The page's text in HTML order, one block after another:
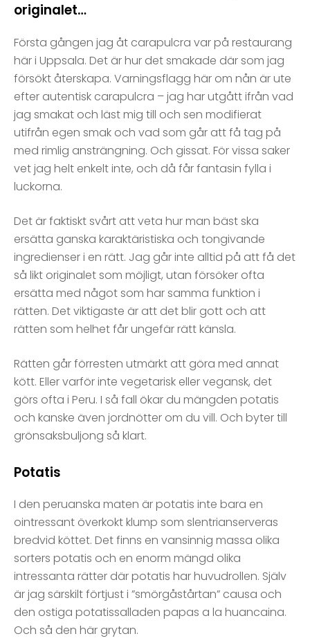
originalet…
Första gången jag åt carapulcra var på restaurang
här i Uppsala. Det är hur det smakade där som jag
försökt återskapa. Varningsflagg här om nån är ute
efter autentisk carapulcra – jag har utgått ifrån vad
jag smakat och läst mig till och sen modifierat
utifrån egen smak och vad som går att få tag på
med rimlig ansträngning. Och gissat. För vissa saker
vet jag helt enkelt inte, och då får fantasin fylla i
luckorna.
Det är faktiskt svårt att veta hur man bäst ska
ersätta ganska karaktäristiska och tongivande
ingredienser i en rätt. Jag går inte alltid på att få det
så likt originalet som möjligt, utan försöker ofta
ersätta med något som har samma funktion i
rätten. Det viktigaste är att det blir gott och att
rätten som helhet får ungefär rätt känsla.
Rätten går förresten utmärkt att göra med annat
kött. Eller varför inte vegetarisk eller vegansk, det
görs ofta i Peru. I så fall ökar du mängden potatis
och kanske även jordnötter om du vill. Och byter till
grönsaksbuljong så klart.
Potatis
I den peruanska maten är potatis inte bara en
ointressant överkokt klump som slentrianserveras
bredvid köttet. Det finns en vansinnig massa olika
sorters potatis och en enorm mängd olika
intressanta rätter där potatis har huvudrollen. Själv
är jag särskilt förtjust i ”smörgåstårtan” causa och
den ostiga potatissalladen papas a la huancaina.
Och så den här grytan.